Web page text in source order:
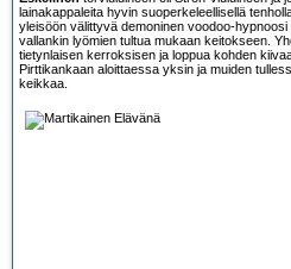
lainakappaleita hyvin suoperkeleellisellä
yleisöön välittyvä demoninen voodoo-
vallankin lyömien tultua mukaan keitokseen.
tietynlaisen kerroksisen ja loppua kohden
Pirttikankaan aloittaessa yksin ja muiden
keikkaa.